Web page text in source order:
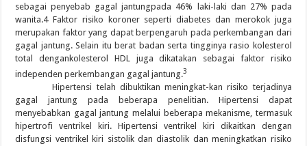
sebagai penyebab gagal jantungpada 46% laki-laki dan 27% pada
wanita.4 Faktor risiko koroner seperti diabetes dan merokok juga
merupakan faktor yang dapat berpengaruh pada perkembangan dari
gagal jantung. Selain itu berat badan serta tingginya rasio kolesterol
total dengankolesterol HDL juga dikatakan sebagai faktor risiko
independen perkembangan gagal jantung.3
Hipertensi telah dibuktikan meningkat-kan risiko terjadinya
gagal jantung pada beberapa penelitian. Hipertensi dapat
menyebabkan gagal jantung melalui beberapa mekanisme, termasuk
hipertrofi ventrikel kiri. Hipertensi ventrikel kiri dikaitkan dengan
disfungsi ventrikel kiri sistolik dan diastolik dan meningkatkan risiko